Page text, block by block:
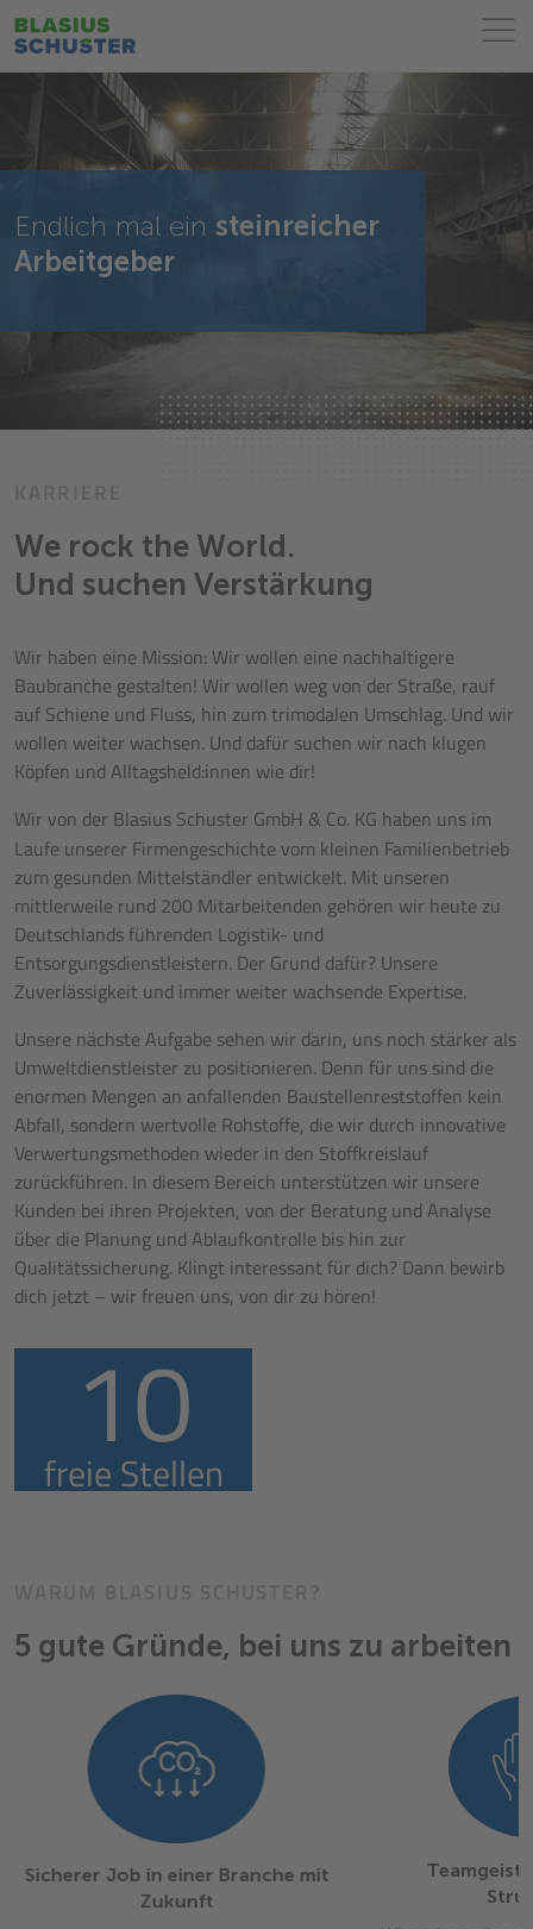
Endlich mal ein steinreicher
Arbeitgeber
We rock the World.
Und suchen Verstärkung
Wir haben eine Mission: Wir wollen eine nachhaltigere
Baubranche gestalten! Wir wollen weg von der Straße, rauf
auf Schiene und Fluss, hin zum trimodalen Umschlag. Und wir
wollen weiter wachsen. Und dafür suchen wir nach klugen
Köpfen und Alltagsheld:innen wie dir!
Wir von der Blasius Schuster GmbH & Co. KG haben uns im
Laufe unserer Firmengeschichte vom kleinen Familienbetrieb
zum gesunden Mittelständler entwickelt. Mit unseren
mittlerweile rund 200 Mitarbeitenden gehören wir heute zu
Deutschlands führenden Logistik- und
Entsorgungsdienstleistern. Der Grund dafür? Unsere
Zuverlässigkeit und immer weiter wachsende Expertise.
Unsere nächste Aufgabe sehen wir darin, uns noch stärker als
Umweltdienstleister zu positionieren. Denn für uns sind die
enormen Mengen an anfallenden Baustellenreststoffen kein
Abfall, sondern wertvolle Rohstoffe, die wir durch innovative
Verwertungsmethoden wieder in den Stoffkreislauf
zurückführen. In diesem Bereich unterstützen wir unsere
Kunden bei ihren Projekten, von der Beratung und Analyse
über die Planung und Ablaufkontrolle bis hin zur
Qualitätssicherung. Klingt interessant für dich? Dann bewirb
dich jetzt – wir freuen uns, von dir zu hören!
10
freie Stellen
5 gute Gründe, bei uns zu arbeiten
Sicherer Job in einer Branche mit
Zukunft
Teamgeist